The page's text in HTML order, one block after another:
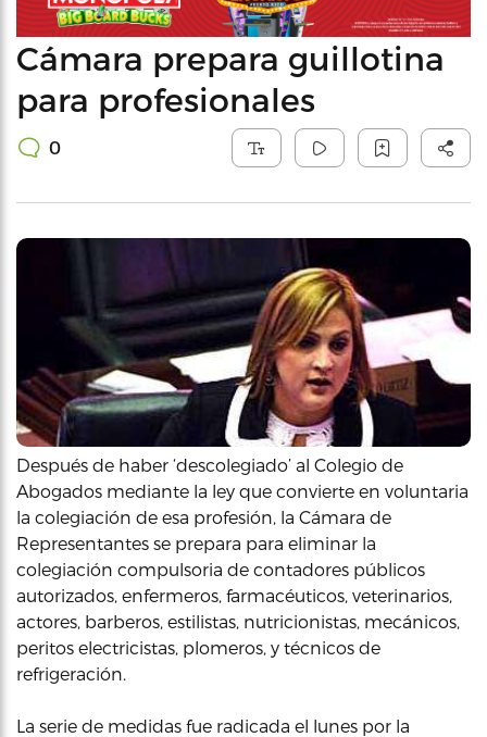
Cámara prepara guillotina
para profesionales
0
Después de haber ‘descolegiado’ al Colegio de
Abogados mediante la ley que convierte en voluntaria
la colegiación de esa profesión, la Cámara de
Representantes se prepara para eliminar la
colegiación compulsoria de contadores públicos
autorizados, enfermeros, farmacéuticos, veterinarios,
actores, barberos, estilistas, nutricionistas, mecánicos,
peritos electricistas, plomeros, y técnicos de
refrigeración.
La serie de medidas fue radicada el lunes por la